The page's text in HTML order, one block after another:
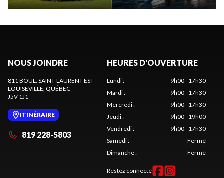
NOUS JOINDRE
811 BOUL. SAINT-LAURENT EST
LOUISEVILLE, QUÉBEC
J5V 1J1
ITINÉRAIRE
819 228-5803
HEURES D'OUVERTURE
Lundi:
9h00 - 17h30
Mardi:
9h00 - 17h30
Mercredi:
9h00 - 17h30
Jeudi:
9h00 - 19h00
Vendredi:
9h00 - 17h30
Samedi:
Fermé
Dimanche: Fermé
Restez connecté